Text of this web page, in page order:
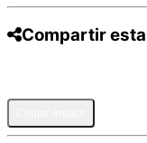
Compartir